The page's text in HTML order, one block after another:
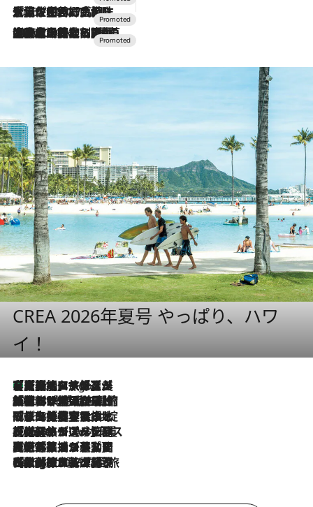
2026.7.17
「土佐和ハーブかき氷」がOMO7高知に登場！生姜、山椒、大葉など目にも舌にも涼を呼ぶ郷土の味
2026.7.10
NEW OPEN！【界 草津】名湯の地に誕生。趣の異なる2種の温泉と上州ならではの会席・蕎麦割烹など美食を味わう究極の癒やし旅
CREA 2026年夏号 やっぱり、ハワ
イ！
6 Hours Ago
【厳選旅コスメ】「多機能アイテムがメイン！」旅好き美容エディターが選んだ夏旅ベストコスメを発表【Mサイズジップ】
2026.8.6
「荷物が増えるほど旅ストレスは増す」美容ジャーナリストがたどり着いた最終結論。“化粧品を劇的に減らす”感動の凝縮美容とは
2026.8.6
「旅先には金髪ウィッグを持参」日本と同じメイクでは損してる!? 美容ジャーナリストが提案する“掟破りの旅美容”とは
2026.8.6
【厳選旅コスメ】「身軽さ＆UV対策重視！」ヘアアーティストshucoが選んだ夏旅ベストコスメを発表【Mサイズジップ】
2026.8.5
【厳選旅コスメ】国内をあちこち移動する河井菜摘が選んだ夏旅ベストコスメ発表！「リラックスアイテムはマスト」【Mサイズジップ】
2026.8.4
【厳選旅コスメ】「紫外線＆乾燥対策しながらメイク感も！」ヘア＆メイクGeorgeが選んだ夏旅ベストコスメを発表！【Mサイズジップ】